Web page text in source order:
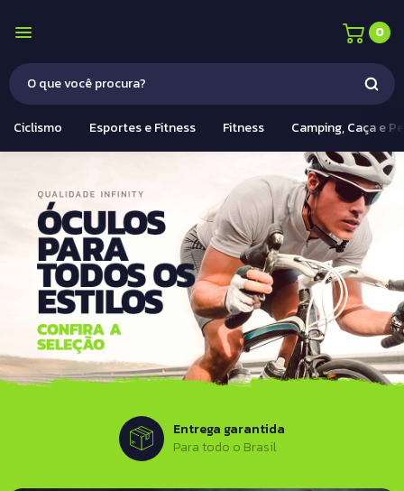
0
Ciclismo Esportes e Fitness Fitness Camping, Caça e
Entrega garantida
Para todo o Brasil